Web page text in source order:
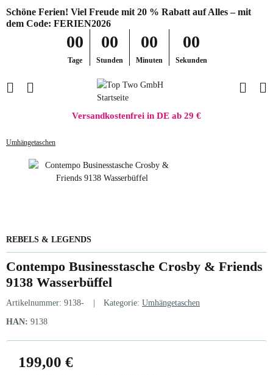
Schöne Ferien! Viel Freude mit 20 % Rabatt auf Alles – mit
dem Code: FERIEN2026
00
Tage
00
Stunden
00
Minuten
00
Sekunden
Versandkostenfrei in DE ab 29 €
Umhängetaschen
REBELS & LEGENDS
Contempo Businesstasche Crosby & Friends
9138 Wasserbüffel
Artikelnummer: 9138- Kategorie: Umhängetaschen
HAN: 9138
199,00 €